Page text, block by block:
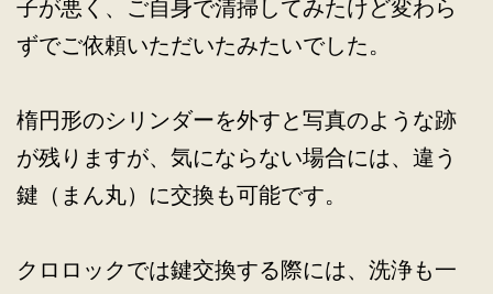
子が悪く、ご自身で清掃してみたけど変わら
ずでご依頼いただいたみたいでした。
楕円形のシリンダーを外すと写真のような跡
が残りますが、気にならない場合には、違う
鍵（まん丸）に交換も可能です。
クロロックでは鍵交換する際には、洗浄も一